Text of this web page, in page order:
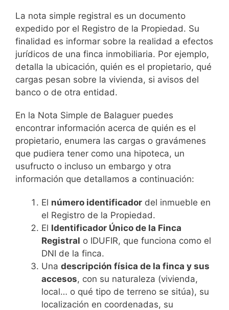
La nota simple registral es un documento
expedido por el Registro de la Propiedad. Su
finalidad es informar sobre la realidad a efectos
jurídicos de una finca inmobiliaria. Por ejemplo,
detalla la ubicación, quién es el propietario, qué
cargas pesan sobre la vivienda, si avisos del
banco o de otra entidad.
En la Nota Simple de Balaguer puedes
encontrar información acerca de quién es el
propietario, enumera las cargas o gravámenes
que pudiera tener como una hipoteca, un
usufructo o incluso un embargo y otra
información que detallamos a continuación:
El número identificador del inmueble en
el Registro de la Propiedad.
El Identificador Único de la Finca
Registral o IDUFIR, que funciona como el
DNI de la finca.
Una descripción física de la finca y sus
accesos, con su naturaleza (vivienda,
local… o qué tipo de terreno se sitúa), su
localización en coordenadas, su